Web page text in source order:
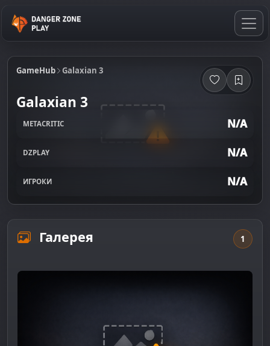
GameHub Galaxian 3
Galaxian 3
METACRITIC N/A
DZPLAY N/A
ИГРОКИ N/A
Галерея 1